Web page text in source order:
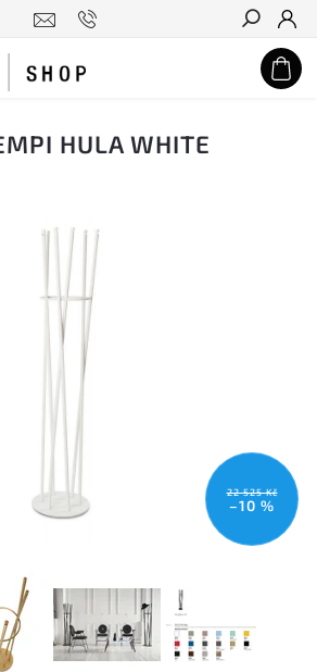
Hledat
HULA WHITE
22 525 Kč
–10 %